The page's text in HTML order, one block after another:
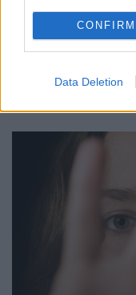
CONFIRM
Data Deletion
Ügyességi versenyek,
rollerjelölés is várja a